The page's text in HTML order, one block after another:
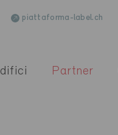
piattaforma-label.ch
Partner